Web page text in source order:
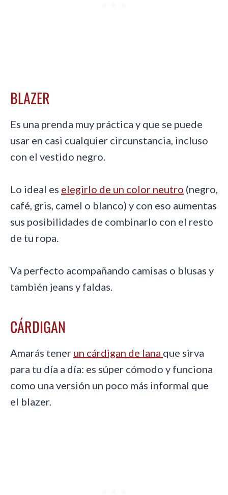
BLAZER
Es una prenda muy práctica y que se puede
usar en casi cualquier circunstancia, incluso
con el vestido negro.
Lo ideal es elegirlo de un color neutro (negro,
café, gris, camel o blanco) y con eso aumentas
sus posibilidades de combinarlo con el resto
de tu ropa.
Va perfecto acompañando camisas o blusas y
también jeans y faldas.
CÁRDIGAN
Amarás tener un cárdigan de lana que sirva
para tu día a día: es súper cómodo y funciona
como una versión un poco más informal que
el blazer.